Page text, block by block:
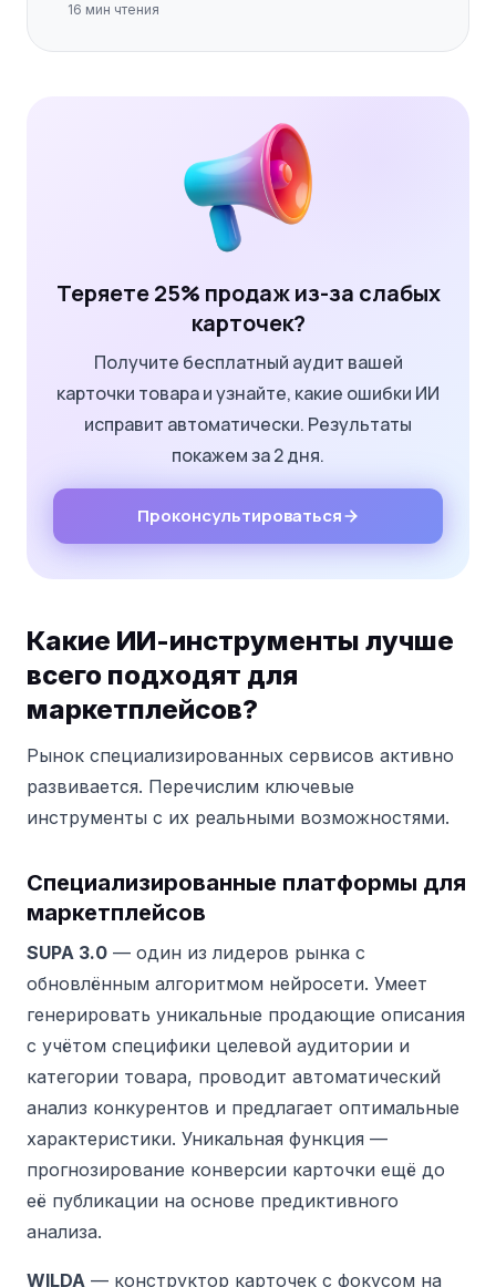
16 мин чтения
Теряете 25% продаж из-за слабых
карточек?
Получите бесплатный аудит вашей
карточки товара и узнайте, какие ошибки ИИ
исправит автоматически. Результаты
покажем за 2 дня.
Проконсультироваться
Какие ИИ-инструменты лучше
всего подходят для
маркетплейсов?
Рынок специализированных сервисов активно
развивается. Перечислим ключевые
инструменты с их реальными возможностями.
Специализированные платформы для
маркетплейсов
SUPA 3.0 — один из лидеров рынка с
обновлённым алгоритмом нейросети. Умеет
генерировать уникальные продающие описания
с учётом специфики целевой аудитории и
категории товара, проводит автоматический
анализ конкурентов и предлагает оптимальные
характеристики. Уникальная функция —
прогнозирование конверсии карточки ещё до
её публикации на основе предиктивного
анализа.
WILDA — конструктор карточек с фокусом на